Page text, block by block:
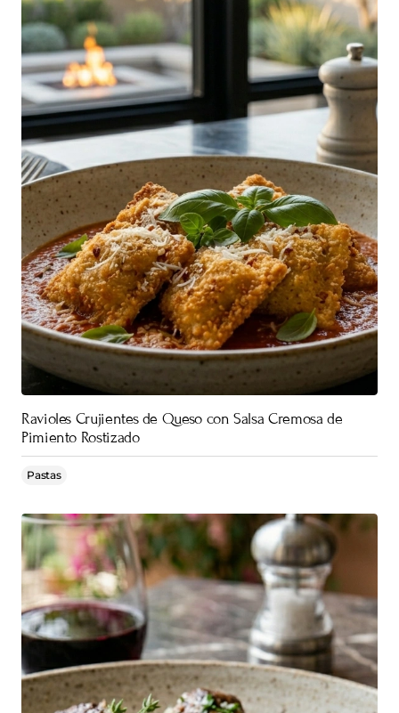
Ravioles Crujientes de Queso con Salsa Cremosa de
Pimiento Rostizado
Pastas